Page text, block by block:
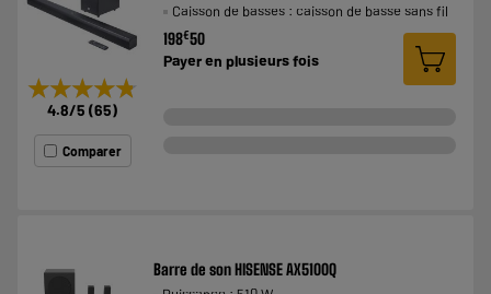
★★★★★
★★★★★
4.8/5 (65)
Comparer
Caisson de basses : caisson de basse sans fil
198€50
Payer en plusieurs fois
Barre de son HISENSE AX5100Q